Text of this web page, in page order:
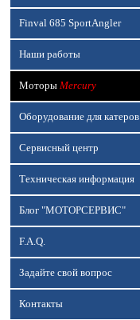
Finval 685 SportAngler
Наши работы
Моторы Mercury
Оборудование для катеров
Сервисный центр
Техническая информация
Блог "МОТОРСЕРВИС"
F.A.Q.
Задайте свой вопрос
Контакты